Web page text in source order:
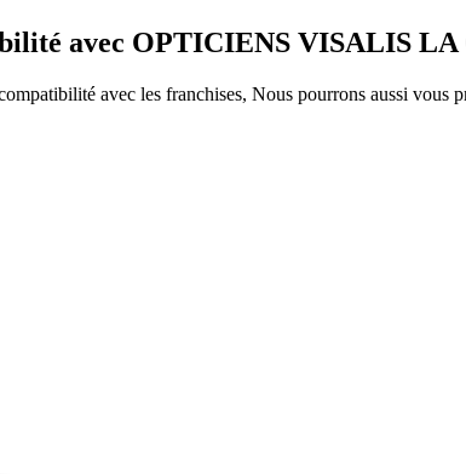
avec OPTICIENS VISALIS
avec les franchises, Nous pourrons aussi vous